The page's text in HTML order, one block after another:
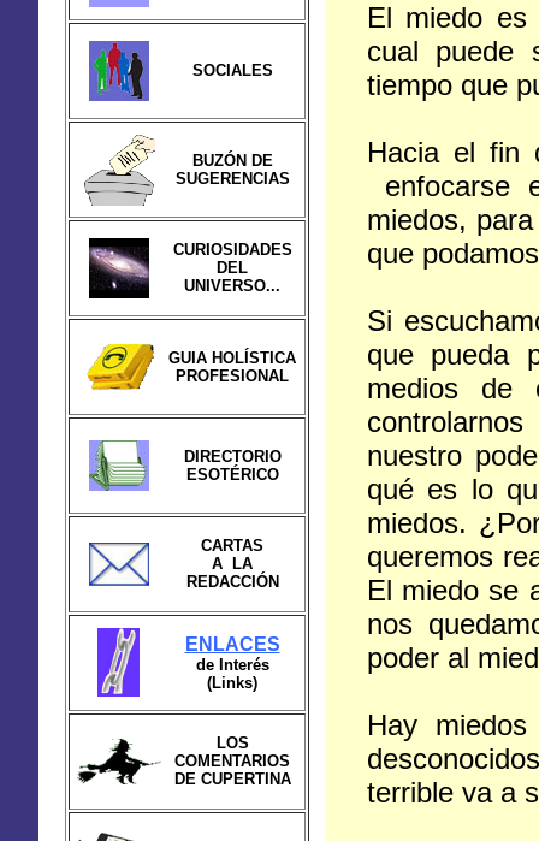
SOCIALES
BUZÓN DE
SUGERENCIAS
CURIOSIDADES
DEL
UNIVERSO...
GUIA HOLÍSTICA
PROFESIONAL
DIRECTORIO
ESOTÉRICO
CARTAS
A LA
REDACCIÓN
ENLACES
de Interés
(Links)
LOS
COMENTARIOS
DE CUPERTINA
El miedo
cual puede
tiempo que
Hacia el fin
enfocarse
miedos,
que
Si
que pueda
medios de
nuestro
qué es lo
miedos.
queremos
El miedo se
nos
poder al
Hay
terrible va a